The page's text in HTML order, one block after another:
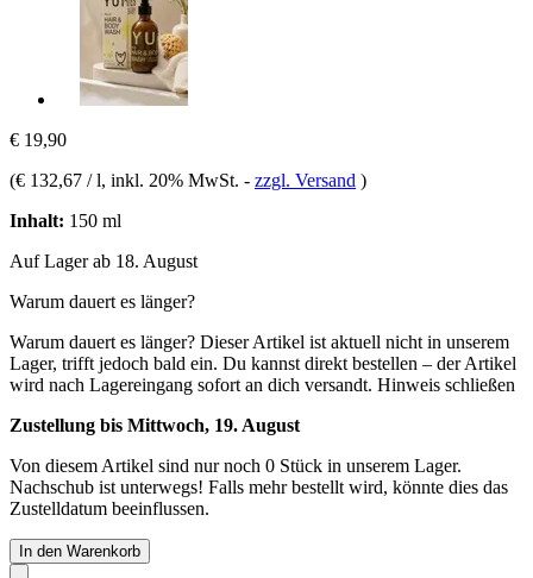
€ 19,90
(€ 132,67 / l, inkl. 20% MwSt. - zzgl. Versand )
Inhalt: 150 ml
Auf Lager ab 18. August
Warum dauert es länger?
Warum dauert es länger? Dieser Artikel ist aktuell nicht in unserem
Lager, trifft jedoch bald ein. Du kannst direkt bestellen – der Artikel
wird nach Lagereingang sofort an dich versandt. Hinweis schließen
Zustellung bis Mittwoch, 19. August
Von diesem Artikel sind nur noch 0 Stück in unserem Lager.
Nachschub ist unterwegs! Falls mehr bestellt wird, könnte dies das
Zustelldatum beeinflussen.
In den Warenkorb